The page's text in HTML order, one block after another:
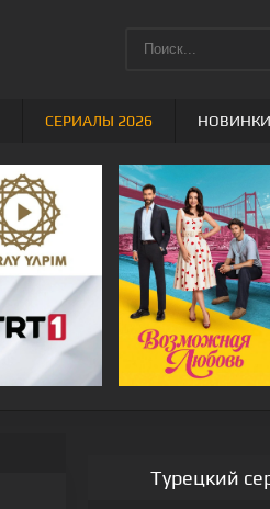
Турецкий
СЕРИАЛЫ 2026 НОВИНКИ